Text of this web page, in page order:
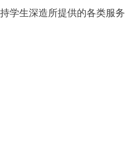
持学生深造所提供的各类服务